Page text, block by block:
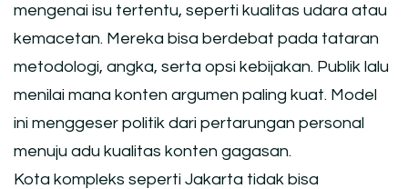
mengenai isu tertentu, seperti kualitas udara atau
kemacetan. Mereka bisa berdebat pada tataran
metodologi, angka, serta opsi kebijakan. Publik lalu
menilai mana konten argumen paling kuat. Model
ini menggeser politik dari pertarungan personal
menuju adu kualitas konten gagasan.
Kota kompleks seperti Jakarta tidak bisa